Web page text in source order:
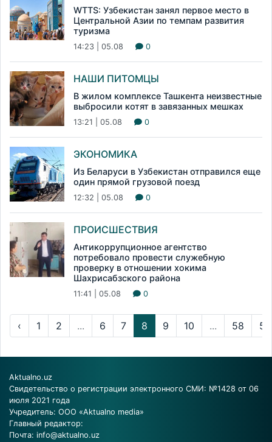
WTTS: Узбекистан занял первое место в
Центральной Азии по темпам развития
туризма
14:23 | 05.08 0
НАШИ ПИТОМЦЫ
В жилом комплексе Ташкента неизвестные
выбросили котят в завязанных мешках
13:21 | 05.08 0
ЭКОНОМИКА
Из Беларуси в Узбекистан отправился еще
один прямой грузовой поезд
12:32 | 05.08 0
ПРОИСШЕСТВИЯ
Антикоррупционное агентство
потребовало провести служебную
проверку в отношении хокима
Шахрисабзского района
11:41 | 05.08 0
‹ 1 2 ... 6 7 8 9 10 ... 58 59
Aktualno.uz
Свидетельство о регистрации электронного СМИ: №1428 от 06
июля 2021 года
Учредитель: ООО «Aktualno media»
Главный редактор:
Почта: info@aktualno.uz